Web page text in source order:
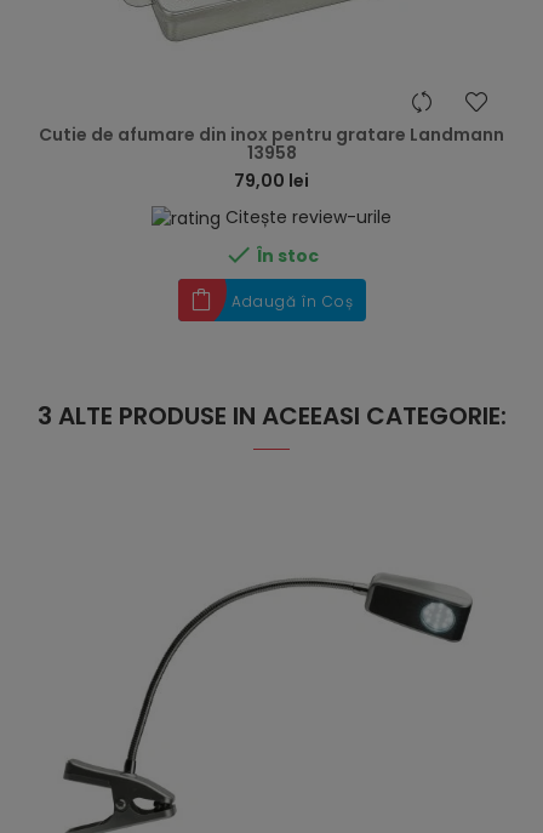
Cutie de afumare din inox pentru gratare Landmann
13958
79,00 lei
Citește review-urile
 În stoc
Adaugă în Coș
3 ALTE PRODUSE IN ACEEASI CATEGORIE: